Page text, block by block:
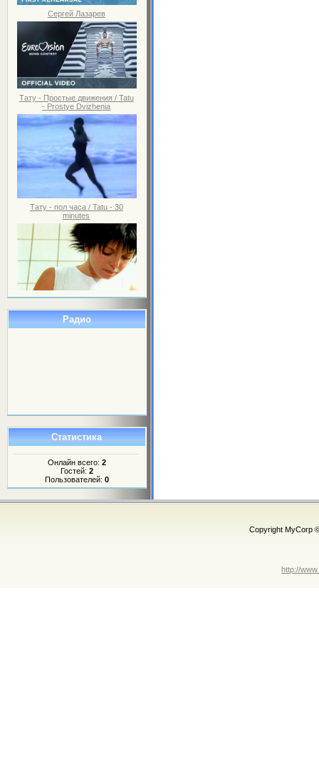
Сергей Лазарев
Тату - Простые движения / Tatu
- Prostye Dvizhenia
Тату - пол часа / Tatu - 30
minutes
Радио
Статистика
Онлайн всего: 2
Гостей: 2
Пользователей: 0
Copyright MyCorp
http://